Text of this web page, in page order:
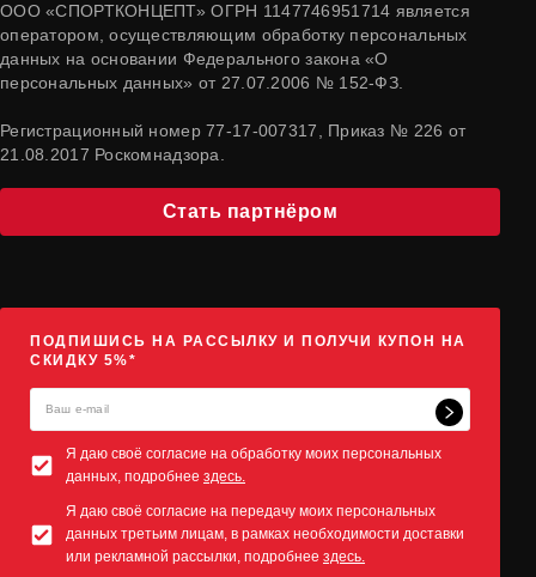
ООО «СПОРТКОНЦЕПТ» ОГРН 1147746951714 является
оператором, осуществляющим обработку персональных
данных на основании Федерального закона «О
персональных данных» от 27.07.2006 № 152-ФЗ.
Регистрационный номер 77-17-007317, Приказ № 226 от
21.08.2017 Роскомнадзора.
Стать партнёром
ПОДПИШИСЬ НА РАССЫЛКУ И ПОЛУЧИ КУПОН НА
СКИДКУ 5%*
Я даю своё согласие на обработку моих персональных
данных, подробнее здесь.
Я даю своё согласие на передачу моих персональных
данных третьим лицам, в рамках необходимости доставки
или рекламной рассылки, подробнее здесь.